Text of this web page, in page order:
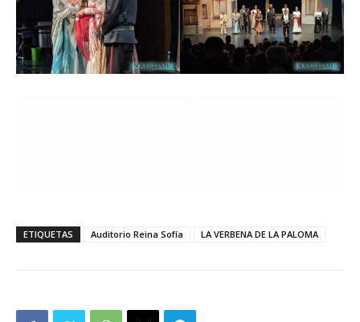
ETIQUETAS Auditorio Reina Sofía LA VERBENA DE LA PALOMA